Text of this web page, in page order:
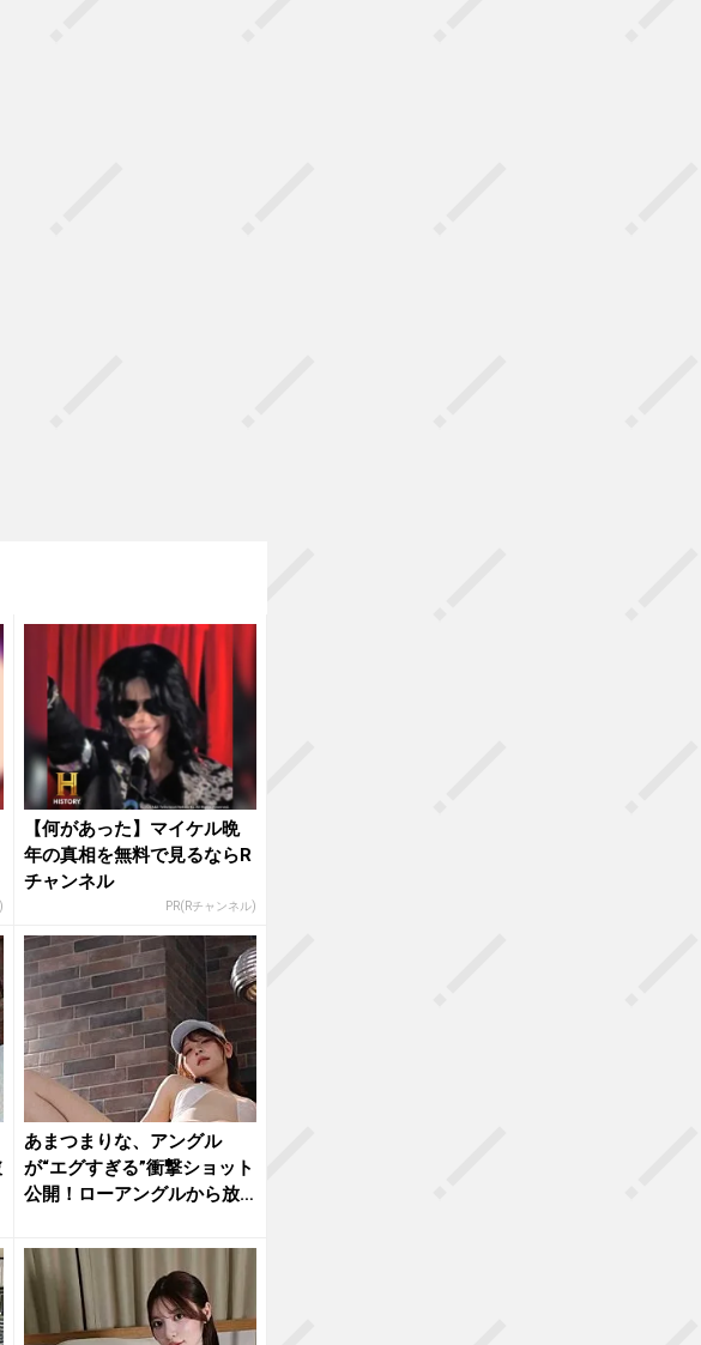
【何があった】マイケル晩
年の真相を無料で見るならR
チャンネル
PR(Rチャンネル)
あまつまりな、アングル
が“エグすぎる”衝撃ショット
公開！ローアングルから放